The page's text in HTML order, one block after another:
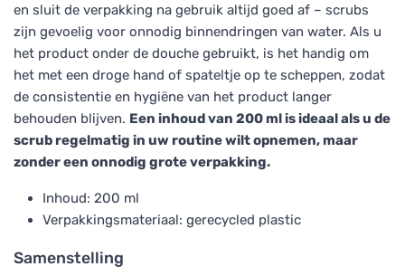
en sluit de verpakking na gebruik altijd goed af – scrubs
zijn gevoelig voor onnodig binnendringen van water. Als u
het product onder de douche gebruikt, is het handig om
het met een droge hand of spateltje op te scheppen, zodat
de consistentie en hygiëne van het product langer
behouden blijven. Een inhoud van 200 ml is ideaal als u de
scrub regelmatig in uw routine wilt opnemen, maar
zonder een onnodig grote verpakking.
Inhoud: 200 ml
Verpakkingsmateriaal: gerecycled plastic
Samenstelling